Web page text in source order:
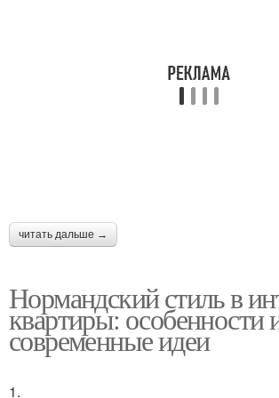
читать дальше →
Нормандский стиль в
квартиры: особенности
современные идеи
1.